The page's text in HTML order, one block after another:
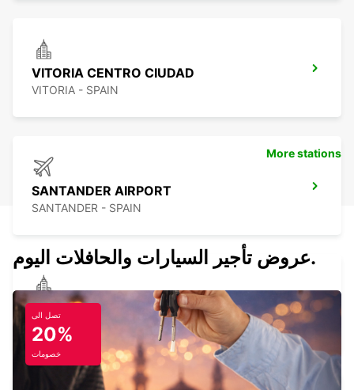
VITORIA CENTRO CIUDAD
VITORIA - SPAIN
SANTANDER AIRPORT
SANTANDER - SPAIN
SAN SEBASTIAN CENTRO CIUDAD
SAN SEBASTIAN - SPAIN
More stations
عروض تأجير السيارات والحافلات اليوم.
تصل الى
20%
خصومات